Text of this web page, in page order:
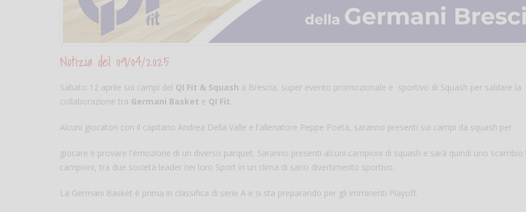
Notizia del 09/04/2025
Sabato 12 aprile sui campi del QI Fit & Squash a Brescia, super evento promozionale e sportivo di Squash per saldare la
collaborazione tra Germani Basket e QI Fit.
Alcuni giocatori con il capitano Andrea Della Valle e l'allenatore Peppe Poeta, saranno presenti sui campi da squash per
giocare e provare l'emozione di un diverso parquet. Saranno presenti alcuni campioni di squash e sarà quindi uno scambio
campioni, tra due società leader nei loro Sport in un clima di sano divertimento sportivo.
La Germani Basket è prima in classifica di serie A e si sta preparando per gli imminenti Playoff.